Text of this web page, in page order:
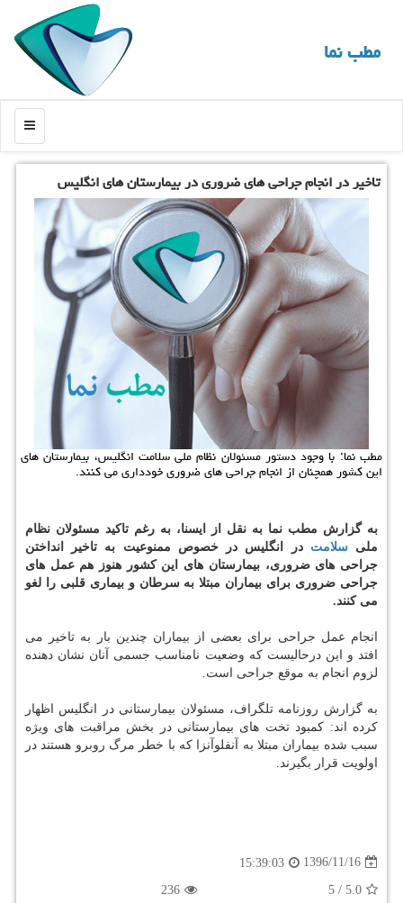
مطب نما
منو
تاخیر در انجام جراحی های ضروری در بیمارستان های انگلیس
مطب نما: با وجود دستور مسئولان نظام ملی سلامت انگلیس، بیمارستان های
این كشور همچنان از انجام جراحی های ضروری خودداری می كنند.
به گزارش مطب نما به نقل از ایسنا، به رغم تاكید مسئولان نظام
ملیسلامت در انگلیس در خصوص ممنوعیت به تاخیر انداختن
جراحی های ضروری، بیمارستان های این كشور هنوز هم عمل های
جراحی ضروری برای بیماران مبتلا به سرطان و بیماری قلبی را لغو
می كنند.
انجام عمل جراحی برای بعضی از بیماران چندین بار به تاخیر می
افتد و این درحالیست كه وضعیت نامناسب جسمی آنان نشان دهنده
لزوم انجام به موقع جراحی است.
به گزارش روزنامه تلگراف، مسئولان بیمارستانی در انگلیس اظهار
كرده اند: كمبود تخت های بیمارستانی در بخش مراقبت های ویژه
سبب شده بیماران مبتلا به آنفلوآنزا كه با خطر مرگ روبرو هستند در
اولویت قرار بگیرند.
1396/11/16
15:39:03
5.0
/
5
236